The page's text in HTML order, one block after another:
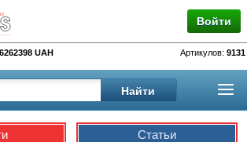
Войти
UAH Артикулов: 9131
Статьи